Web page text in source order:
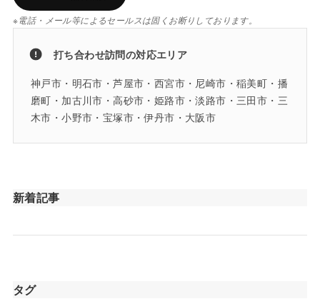
※電話・メール等によるセールスは固くお断りしております。
打ち合わせ訪問の対応エリア
神戸市・明石市・芦屋市・西宮市・尼崎市・稲美町・播
磨町・加古川市・高砂市・姫路市・淡路市・三田市・三
木市・小野市・宝塚市・伊丹市・大阪市
新着記事
タグ